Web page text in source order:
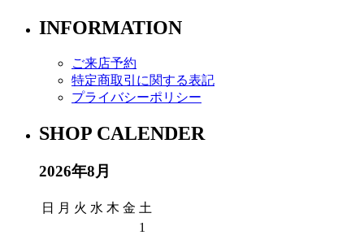
INFORMATION
ご来店予約
特定商取引に関する表記
プライバシーポリシー
SHOP CALENDER
2026年8月
日 月 火 水 木 金 土
1